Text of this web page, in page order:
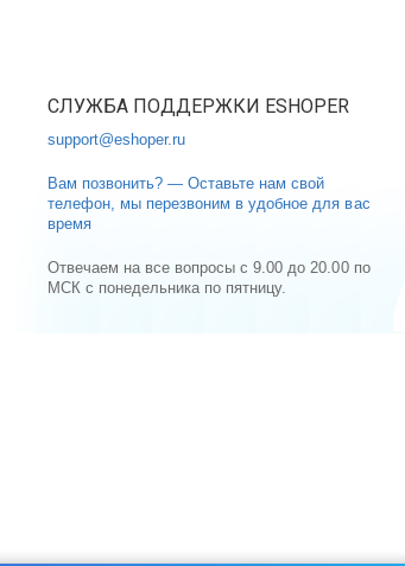
СЛУЖБА ПОДДЕРЖКИ ESHOPER
support@eshoper.ru
Вам позвонить? — Оставьте нам свой
телефон, мы перезвоним в удобное для вас
время
Отвечаем на все вопросы с 9.00 до 20.00 по
МСК с понедельника по пятницу.